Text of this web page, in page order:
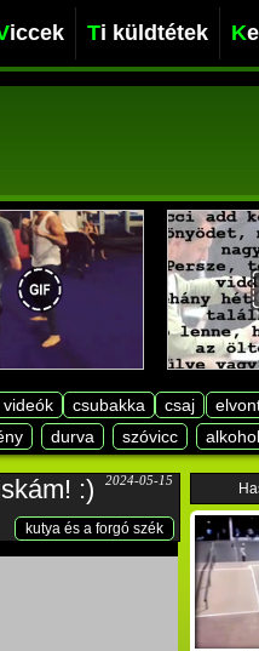
Viccek Ti küldtétek
csubakka csaj
durva szóvicc alkohol
2024-05-15
:)
kutya és a forgó szék